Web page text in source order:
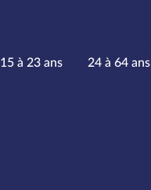
15 à 23 ans 24 à 64 ans